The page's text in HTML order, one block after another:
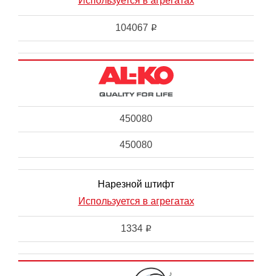
104067 i
450080
450080
Нарезной штифт
Используется в агрегатах
1334 i